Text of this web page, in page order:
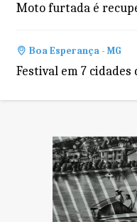
Moto furtada é
Boa Esperança - MG
Festival em 7 cidades